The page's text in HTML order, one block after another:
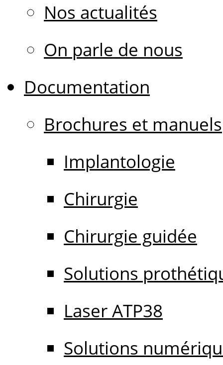
Nos actualités
On parle de nous
Documentation
Brochures et manuels
Implantologie
Chirurgie
Chirurgie guidée
Solutions
Laser ATP38
Solutions